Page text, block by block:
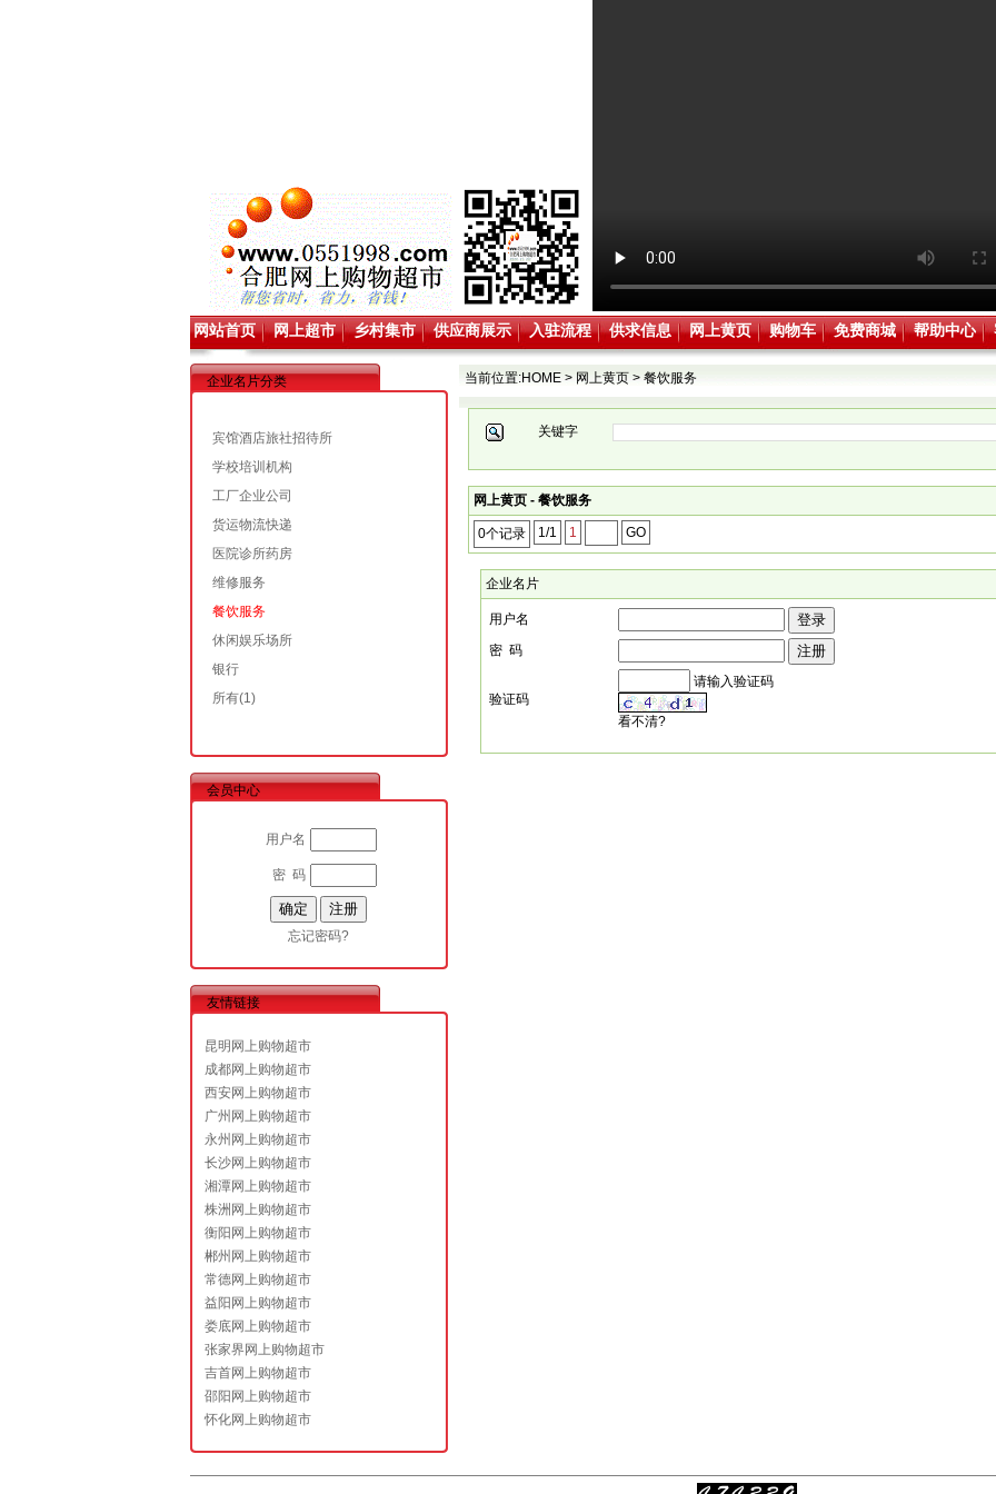
网站首页 网上超市 乡村集市 供应商展示 入驻流程 供求信息 网上黄页 购物车 免费商城 帮助中心
企业名片分类
宾馆酒店旅社招待所
学校培训机构
工厂企业公司
货运物流快递
医院诊所药房
维修服务
餐饮服务
休闲娱乐场所
银行
所有(1)
会员中心
用户名
密 码
忘记密码?
友情链接
昆明网上购物超市
成都网上购物超市
西安网上购物超市
广州网上购物超市
永州网上购物超市
长沙网上购物超市
湘潭网上购物超市
株洲网上购物超市
衡阳网上购物超市
郴州网上购物超市
常德网上购物超市
益阳网上购物超市
娄底网上购物超市
张家界网上购物超市
吉首网上购物超市
邵阳网上购物超市
怀化网上购物超市
当前位置:HOME> 网上黄页> 餐饮服务
关键字
网上黄页 - 餐饮服务
0个记录 1/1 1 GO
企业名片
用户名
密 码
验证码
请输入验证码
看不清?